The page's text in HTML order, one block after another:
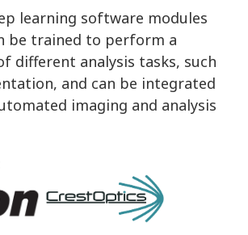
learning software modules
be trained to perform a
different analysis tasks, such
and can be integrated
imaging and analysis